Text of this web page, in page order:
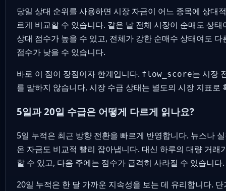
당일 상대 순위를 사용하면 시장 자금이 어느 종목에 상대
르게 비교할 수 있습니다. 같은 날 전체 시장이 순매도 상
상대 점수가 높을 수 있고, 전체가 강한 순매수 상태여도
점수가 낮을 수 있습니다.
바로 이 점이 장점이자 한계입니다. flow_score는 시장
를 말하지 않습니다. 시장 수급 상태는 별도의 시장 지표로
5일과 20일 수급은 어떻게 다르게 읽나요?
5일 누적은 최근 방향 전환을 빠르게 반영합니다. 뉴스나
온 자금도 비교적 빨리 잡아냅니다. 대신 하루의 대량 거래
할 수 있고, 다음 주에는 점수가 급격히 사라질 수 있습니다.
20일 누적은 한 달 가까운 지속성을 보는 데 유리합니다.